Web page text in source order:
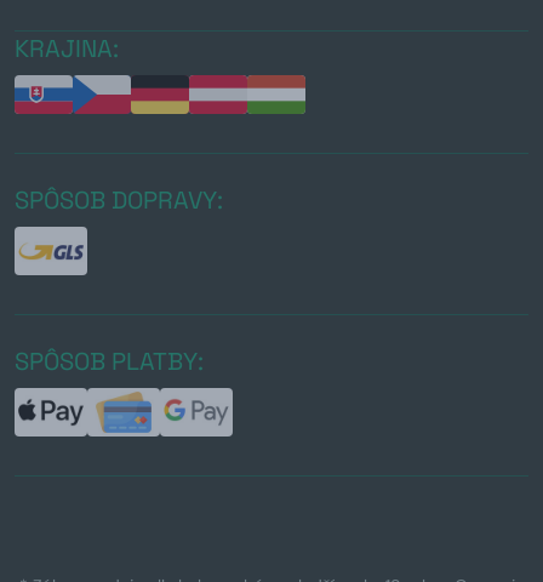
KRAJINA:
SPÔSOB DOPRAVY:
SPÔSOB PLATBY: